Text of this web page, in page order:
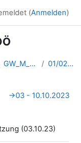
(Anmelden)
GW_M_DisziplingeschichteGeogra... 01/02 - 03.10.2023 - PH-OÖ
→03 - 10.10.2023
(03.10.23)